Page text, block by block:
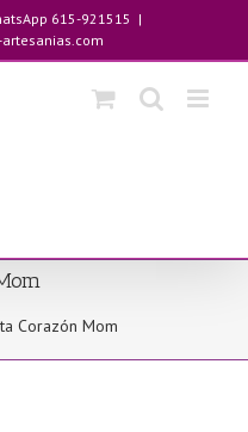
615-921515
|
Corazón Mom